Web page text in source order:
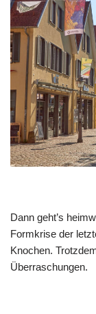
Dann geht’s
Formkrise der
Knochen.
Überraschungen.